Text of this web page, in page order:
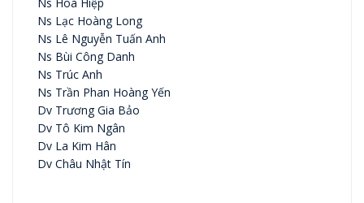
Ns Lạc Hoàng Long
Ns Lê Nguyễn Tuấn Anh
Ns Bùi Công Danh
Ns Trúc Anh
Ns Trần Phan Hoàng Yến
Dv Trương Gia Bảo
Dv Tô Kim Ngân
Dv La Kim Hân
Dv Châu Nhật Tín